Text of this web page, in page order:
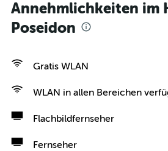
Annehmlichkeiten im
Poseidon
Gratis WLAN
WLAN in allen Bereichen
Flachbildfernseher
Fernseher